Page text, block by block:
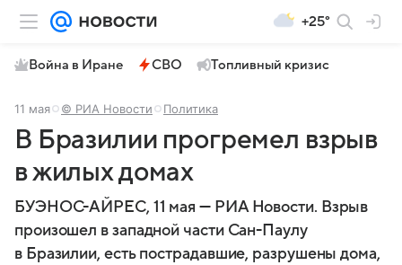
+25°
Война в Иране СВО Топливный кризис
11 мая © РИА Новости Политика
В Бразилии прогремел взрыв
в жилых домах
БУЭНОС-АЙРЕС, 11 мая — РИА Новости. Взрыв
произошел в западной части Сан-Паулу
в Бразилии, есть пострадавшие, разрушены дома,